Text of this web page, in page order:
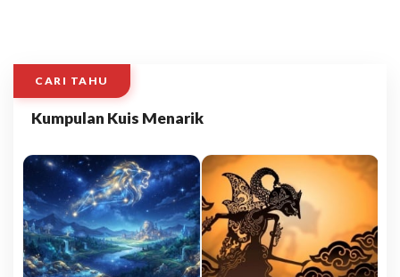
CARI TAHU
Kumpulan Kuis Menarik